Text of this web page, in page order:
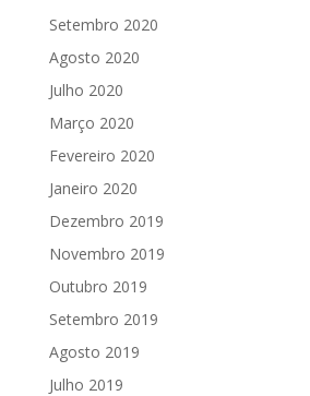
Setembro 2020
Agosto 2020
Julho 2020
Março 2020
Fevereiro 2020
Janeiro 2020
Dezembro 2019
Novembro 2019
Outubro 2019
Setembro 2019
Agosto 2019
Julho 2019